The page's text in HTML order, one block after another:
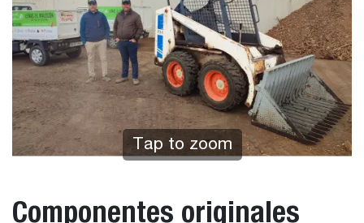
Tap to zoom
Componentes originales